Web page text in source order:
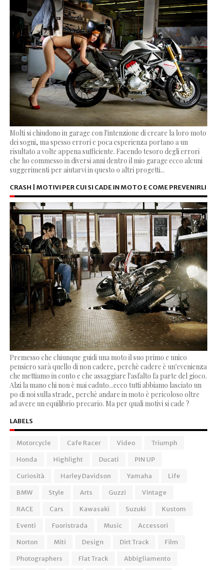
Molti si chiudono in garage con l'intenzione di creare la loro moto
dei sogni, ma spesso errori e poca esperienza portano a un
risultato a volte appena sufficiente. Facendo tesoro degli errori
che ho commesso in diversi anni dentro il mio garage ecco alcuni
suggerimenti per aiutarvi in questo o altri progetti...
CRASH | MOTIVI PER CUI SI CADE IN MOTO E COME PREVENIRLI
Premesso che chiunque guidi una moto il suo primo e unico
pensiero sarà quello di non cadere, perchè cadere è un'evenienza
che mettiamo in conto e che assaggiare l'asfalto fa parte del gioco.
Alzi la mano chi non è mai caduto...ecco tutti abbiamo lasciato un
po di noi sulla strade, perchè andare in moto è pericoloso oltre
ad avere un equilibrio precario. Ma per quali motivi si cade ?
LABELS
Motorcycle Cafe Racer Video
Triumph
Honda
Highlight Ducati
PIN UP
Curiosità
Harley Davidson Yamaha
Life
BMW
Style Arts Guzzi
Vintage
RACE
Cars Kawasaki Suzuki
Kustom
Eventi
Fuoristrada Music
Accessori
Norton
Miti Design Dirt Track
Film
Photographers
Flat Track Abbigliamento